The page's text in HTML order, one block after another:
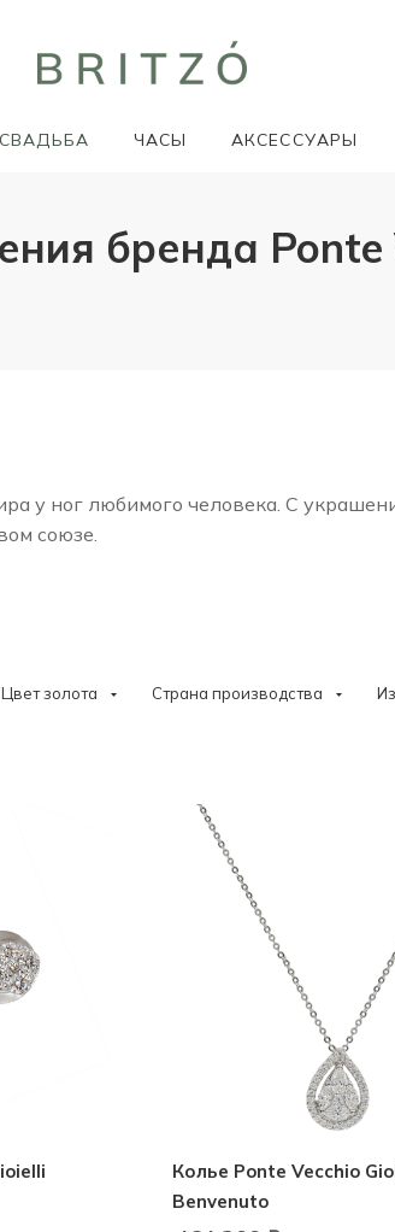
ЧАСЫ АКСЕССУАРЫ
бренда Ponte
у ног любимого человека. С
союзе.
Цвет золота Страна производства
Колье Ponte Vecchio
Benvenuto